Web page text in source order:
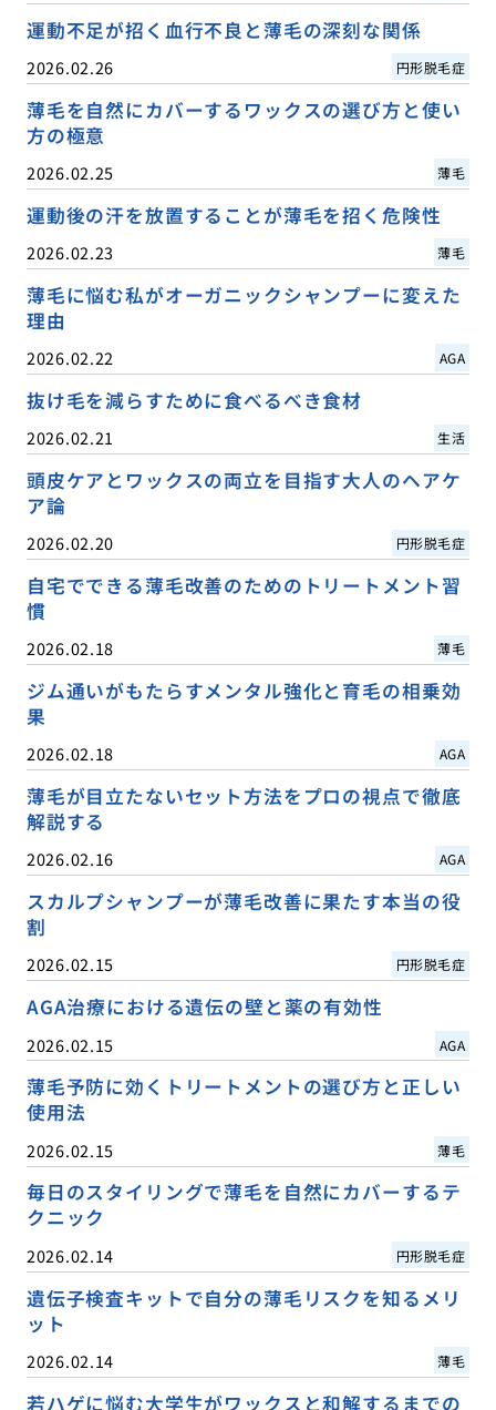
運動不足が招く血行不良と薄毛の深刻な関係
2026.02.26 円形脱毛症
薄毛を自然にカバーするワックスの選び方と使い
方の極意
2026.02.25 薄毛
運動後の汗を放置することが薄毛を招く危険性
2026.02.23 薄毛
薄毛に悩む私がオーガニックシャンプーに変えた
理由
2026.02.22 AGA
抜け毛を減らすために食べるべき食材
2026.02.21 生活
頭皮ケアとワックスの両立を目指す大人のヘアケ
ア論
2026.02.20 円形脱毛症
自宅でできる薄毛改善のためのトリートメント習
慣
2026.02.18 薄毛
ジム通いがもたらすメンタル強化と育毛の相乗効
果
2026.02.18 AGA
薄毛が目立たないセット方法をプロの視点で徹底
解説する
2026.02.16 AGA
スカルプシャンプーが薄毛改善に果たす本当の役
割
2026.02.15 円形脱毛症
AGA治療における遺伝の壁と薬の有効性
2026.02.15 AGA
薄毛予防に効くトリートメントの選び方と正しい
使用法
2026.02.15 薄毛
毎日のスタイリングで薄毛を自然にカバーするテ
クニック
2026.02.14 円形脱毛症
遺伝子検査キットで自分の薄毛リスクを知るメリ
ット
2026.02.14 薄毛
若ハゲに悩む大学生がワックスと和解するまでの